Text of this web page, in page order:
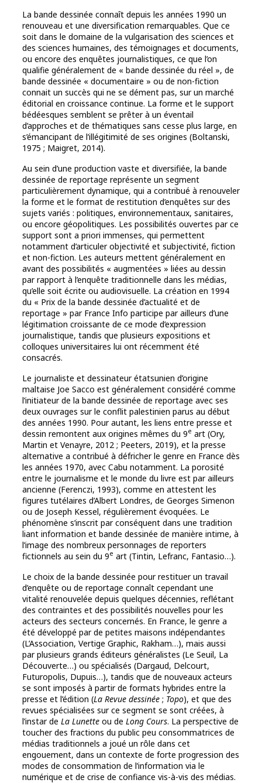
La bande dessinée connaît depuis les années 1990 un
renouveau et une diversification remarquables. Que ce
soit dans le domaine de la vulgarisation des sciences et
des sciences humaines, des témoignages et documents,
ou encore des enquêtes journalistiques, ce que l’on
qualifie généralement de « bande dessinée du réel », de
bande dessinée « documentaire » ou de non-fiction
connait un succès qui ne se dément pas, sur un marché
éditorial en croissance continue. La forme et le support
bédéesques semblent se prêter à un éventail
d’approches et de thématiques sans cesse plus large, en
s’émancipant de l’illégitimité de ses origines (Boltanski,
1975 ; Maigret, 2014).
Au sein d’une production vaste et diversifiée, la bande
dessinée de reportage représente un segment
particulièrement dynamique, qui a contribué à renouveler
la forme et le format de restitution d’enquêtes sur des
sujets variés : politiques, environnementaux, sanitaires,
ou encore géopolitiques. Les possibilités ouvertes par ce
support sont a priori immenses, qui permettent
notamment d’articuler objectivité et subjectivité, fiction
et non-fiction. Les auteurs mettent généralement en
avant des possibilités « augmentées » liées au dessin
par rapport à l’enquête traditionnelle dans les médias,
qu’elle soit écrite ou audiovisuelle. La création en 1994
du « Prix de la bande dessinée d’actualité et de
reportage » par France Info participe par ailleurs d’une
légitimation croissante de ce mode d’expression
journalistique, tandis que plusieurs expositions et
colloques universitaires lui ont récemment été
consacrés.
Le journaliste et dessinateur étatsunien d’origine
maltaise Joe Sacco est généralement considéré comme
l’initiateur de la bande dessinée de reportage avec ses
deux ouvrages sur le conflit palestinien parus au début
des années 1990. Pour autant, les liens entre presse et
dessin remontent aux origines mêmes du 9e art (Ory,
Martin et Venayre, 2012 ; Peeters, 2019), et la presse
alternative a contribué à défricher le genre en France dès
les années 1970, avec Cabu notamment. La porosité
entre le journalisme et le monde du livre est par ailleurs
ancienne (Ferenczi, 1993), comme en attestent les
figures tutélaires d’Albert Londres, de Georges Simenon
ou de Joseph Kessel, régulièrement évoquées. Le
phénomène s’inscrit par conséquent dans une tradition
liant information et bande dessinée de manière intime, à
l’image des nombreux personnages de reporters
fictionnels au sein du 9e art (Tintin, Lefranc, Fantasio…).
Le choix de la bande dessinée pour restituer un travail
d’enquête ou de reportage connaît cependant une
vitalité renouvelée depuis quelques décennies, reflétant
des contraintes et des possibilités nouvelles pour les
acteurs des secteurs concernés. En France, le genre a
été développé par de petites maisons indépendantes
(L’Association, Vertige Graphic, Rakham…), mais aussi
par plusieurs grands éditeurs généralistes (Le Seuil, La
Découverte…) ou spécialisés (Dargaud, Delcourt,
Futuropolis, Dupuis…), tandis que de nouveaux acteurs
se sont imposés à partir de formats hybrides entre la
presse et l’édition (La Revue dessinée ; Topo), et que des
revues spécialisées sur ce segment se sont créées, à
l’instar de La Lunette ou de Long Cours. La perspective de
toucher des fractions du public peu consommatrices de
médias traditionnels a joué un rôle dans cet
engouement, dans un contexte de forte progression des
modes de consommation de l’information via le
numérique et de crise de confiance vis-à-vis des médias.